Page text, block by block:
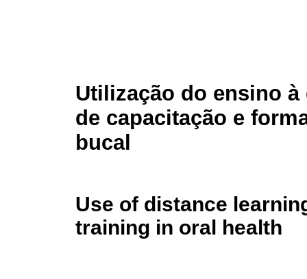
Utilização do ensino
de capacitação e
bucal
Use of distance
training in oral health